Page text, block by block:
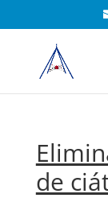
de